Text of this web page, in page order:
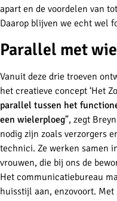
apart en de voordelen van
Daarop blijven we echt wel
Parallel met
Vanuit deze drie troeven
het creatieve concept ‘Het
parallel tussen het
een wielerploeg”, zegt
nodig zijn zoals verzorgers
technici. Ze werken samen
vrouwen, die bij ons de
Het communicatiebureau
huisstijl aan, enzovoort.